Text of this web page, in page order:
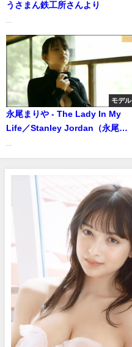
うさまん鉄工所さんより
モデル
永尾まりや - The Lady In My
Life／Stanley Jordan（永尾ま